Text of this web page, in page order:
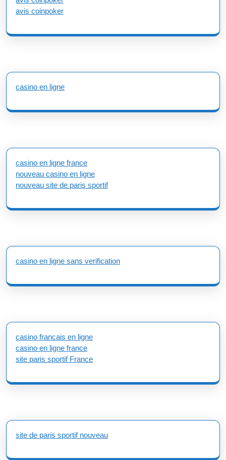
avis coinpoker
casino en ligne
casino en ligne france
nouveau casino en ligne
nouveau site de paris sportif
casino en ligne sans verification
casino francais en ligne
casino en ligne france
site paris sportif France
site de paris sportif nouveau